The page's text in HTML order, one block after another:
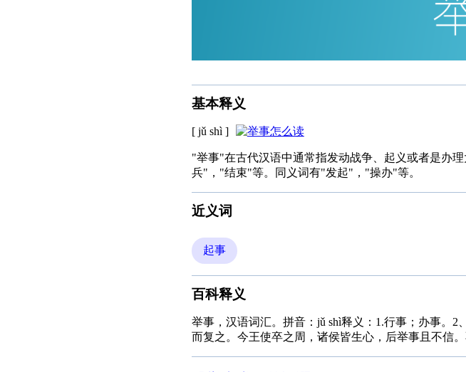
基本释义
[ jǔ shì ]
"举事"在古代汉语中通常指发动战争、起义或者是办
兵"，"结束"等。同义词有"发起"，"操办"等。
近义词
起事
百科释义
举事，汉语词汇。拼音：jǔ shì释义：1.行事；办事。
而复之。今王使卒之周，诸侯皆生心，后举事且不信